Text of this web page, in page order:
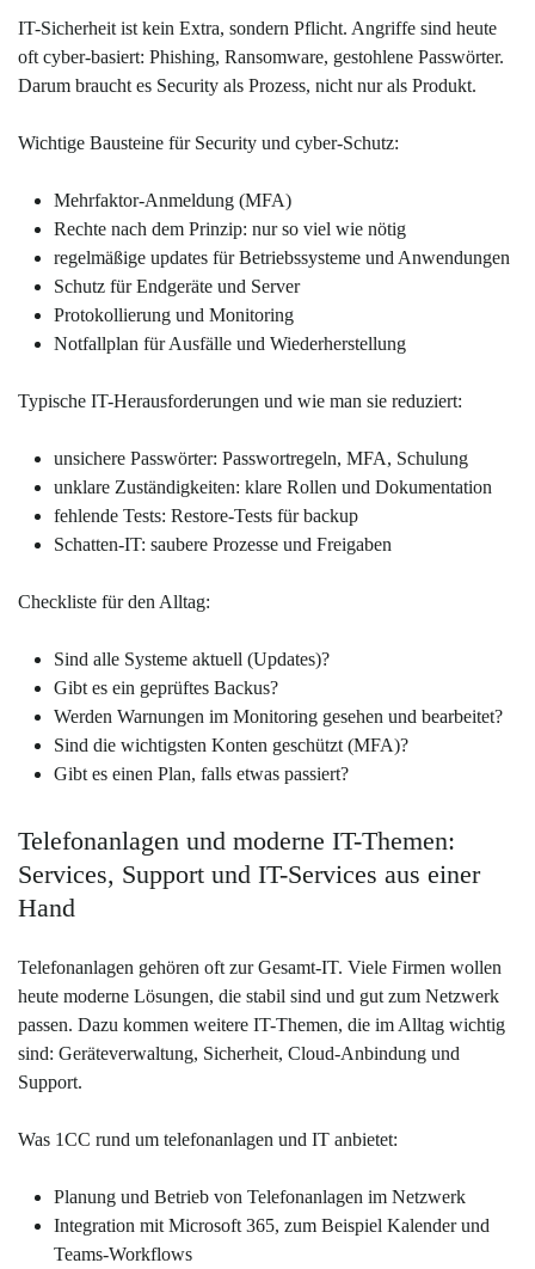
IT-Sicherheit ist kein Extra, sondern Pflicht. Angriffe sind heute
oft cyber-basiert: Phishing, Ransomware, gestohlene Passwörter.
Darum braucht es Security als Prozess, nicht nur als Produkt.
Wichtige Bausteine für Security und cyber-Schutz:
Mehrfaktor-Anmeldung (MFA)
Rechte nach dem Prinzip: nur so viel wie nötig
regelmäßige updates für Betriebssysteme und Anwendungen
Schutz für Endgeräte und Server
Protokollierung und Monitoring
Notfallplan für Ausfälle und Wiederherstellung
Typische IT-Herausforderungen und wie man sie reduziert:
unsichere Passwörter: Passwortregeln, MFA, Schulung
unklare Zuständigkeiten: klare Rollen und Dokumentation
fehlende Tests: Restore-Tests für backup
Schatten-IT: saubere Prozesse und Freigaben
Checkliste für den Alltag:
Sind alle Systeme aktuell (Updates)?
Gibt es ein geprüftes Backus?
Werden Warnungen im Monitoring gesehen und bearbeitet?
Sind die wichtigsten Konten geschützt (MFA)?
Gibt es einen Plan, falls etwas passiert?
Telefonanlagen und moderne IT-Themen:
Services, Support und IT-Services aus einer
Hand
Telefonanlagen gehören oft zur Gesamt-IT. Viele Firmen wollen
heute moderne Lösungen, die stabil sind und gut zum Netzwerk
passen. Dazu kommen weitere IT-Themen, die im Alltag wichtig
sind: Geräteverwaltung, Sicherheit, Cloud-Anbindung und
Support.
Was 1CC rund um telefonanlagen und IT anbietet:
Planung und Betrieb von Telefonanlagen im Netzwerk
Integration mit Microsoft 365, zum Beispiel Kalender und
Teams-Workflows